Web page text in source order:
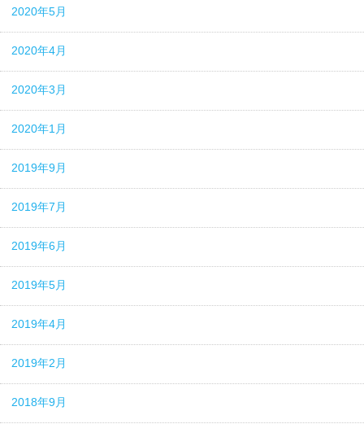
2020年5月
2020年4月
2020年3月
2020年1月
2019年9月
2019年7月
2019年6月
2019年5月
2019年4月
2019年2月
2018年9月